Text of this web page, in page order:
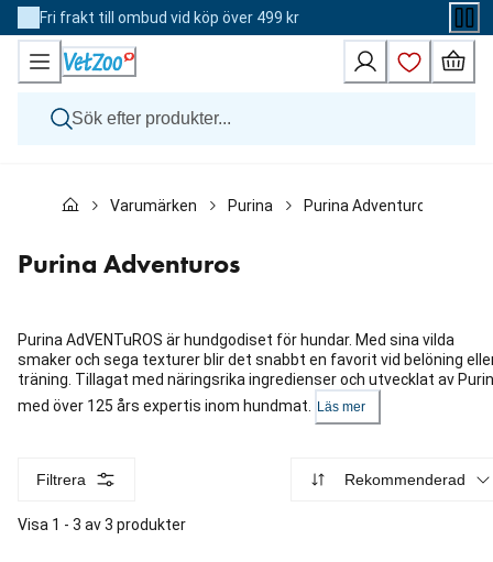
Skip
to
Content
Fri frakt till ombud vid köp över 499 kr
Katt
Veterinärfoder
Varumärken
Varumärken Purina Purina Adventuros
Purina Adventuros
Purina AdVENTuROS är hundgodiset för hundar. Med sina vilda
smaker och sega texturer blir det snabbt en favorit vid belöning
träning. Tillagat med näringsrika ingredienser och utvecklat av
med över 125 års expertis inom hundmat.
Läs mer
Filtrera Rekommenderad
Visa 1 - 3 av 3 produkter